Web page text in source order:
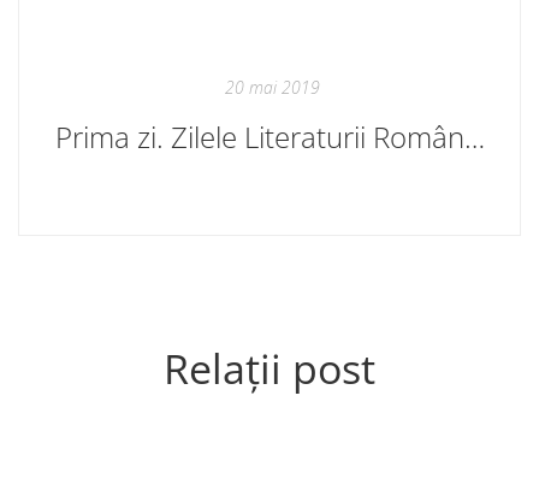
20 mai 2019
Prima zi. Zilele Literaturii Române, ediția 2019
Relații post